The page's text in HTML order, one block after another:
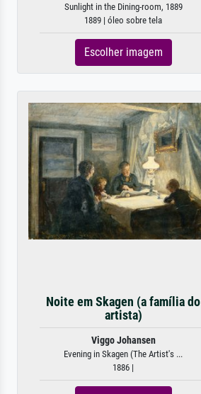
Sunlight in the Dining-room, 1889
1889 | óleo sobre tela
Escolher imagem
Noite em Skagen (a família do
artista)
Viggo Johansen
Evening in Skagen (The Artist's ...
1886 |